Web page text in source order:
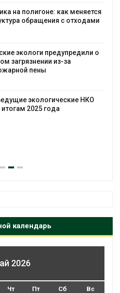
на полигоне: как меняется
обращения с отходами
экологи предупредили о
загрязнении из-за
пены
экологические НКО
2025 года
календарь
2026
Чт Пт Сб Вс